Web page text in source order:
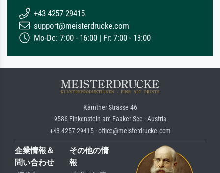
+43 4257 29415
support@meisterdrucke.com
Mo-Do: 7:00 - 16:00 | Fr: 7:00 - 13:00
Kärntner Strasse 46
9586 Finkenstein am Faaker See · Austria
+43 4257 29415 · office@meisterdrucke.com
企業情報＆
問い合わせ
その他の情
報